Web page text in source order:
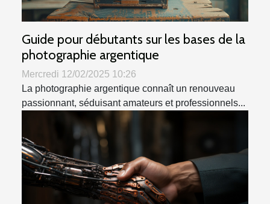
Guide pour débutants sur les bases de la
photographie argentique
Mercredi 12/02/2025 10:26
La photographie argentique connaît un renouveau
passionnant, séduisant amateurs et professionnels...